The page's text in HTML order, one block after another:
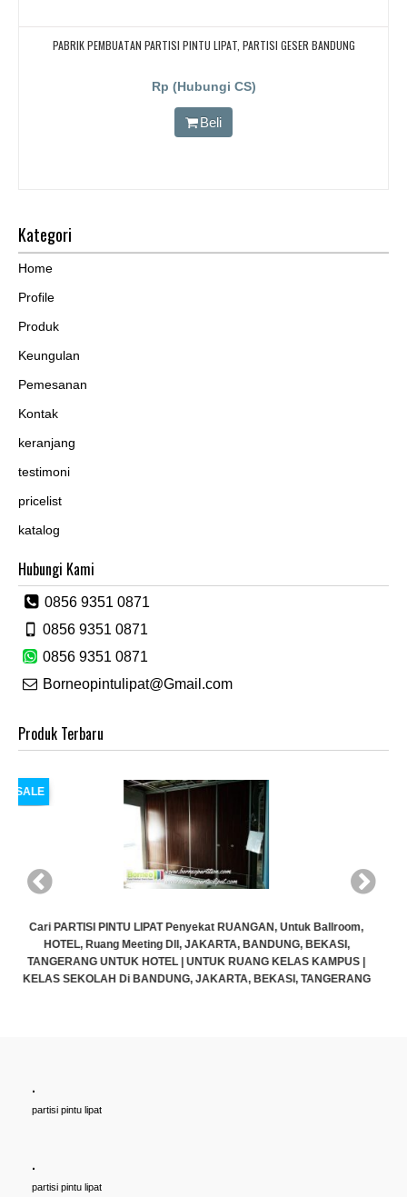
PABRIK PEMBUATAN PARTISI PINTU LIPAT, PARTISI GESER BANDUNG
Rp (Hubungi CS)
Beli
Kategori
Home
Profile
Produk
Keungulan
Pemesanan
Kontak
keranjang
testimoni
pricelist
katalog
Hubungi Kami
0856 9351 0871
0856 9351 0871
0856 9351 0871
Borneopintulipat@Gmail.com
Produk Terbaru
SALE
HOTEL, Ruang Meeting Dll, JAKARTA, BANDUNG, BEKASI,
.
partisi pintu lipat
.
partisi pintu lipat